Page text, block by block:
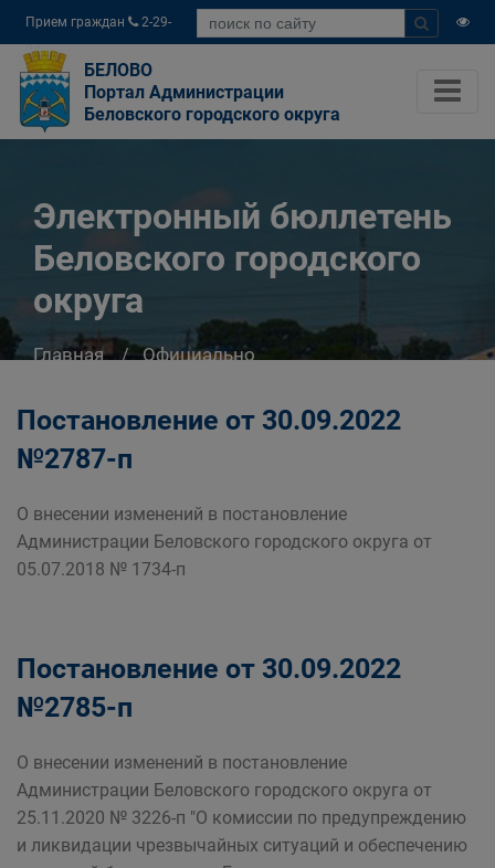
Прием граждан
2-29-
04
БЕЛОВО
Портал Администрации
Беловского городского округа
Электронный бюллетень
Беловского городского
округа
Главная
Официально
Постановление от 30.09.2022
№2787-п
О внесении изменений в постановление
Администрации Беловского городского округа от
05.07.2018 № 1734-п
Постановление от 30.09.2022
№2785-п
О внесении изменений в постановление
Администрации Беловского городского округа от
25.11.2020 № 3226-п "О комиссии по предупреждению
и ликвидации чрезвычайных ситуаций и обеспечению